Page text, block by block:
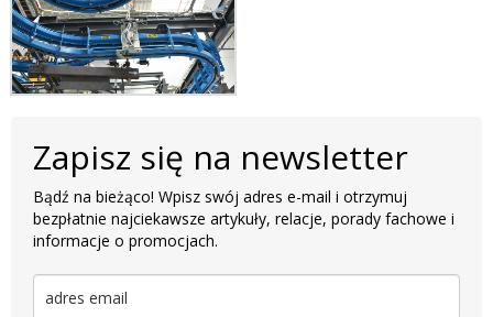
Zapisz się na newsletter
Bądź na bieżąco! Wpisz swój adres e-mail i otrzymuj
bezpłatnie najciekawsze artykuły, relacje, porady fachowe i
informacje o promocjach.